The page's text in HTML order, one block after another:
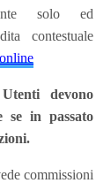
solo ed
contestuale
devono
se in passato
commissioni